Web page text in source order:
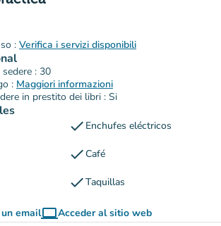
: Verifica i servizi disponibili
: 30
: Maggiori informazioni
in prestito dei libri : Si
check Enchufes eléctricos
checkCafé
checkTaquillas
emailcomputerAcceder al sitio web
(nueva pestaña)